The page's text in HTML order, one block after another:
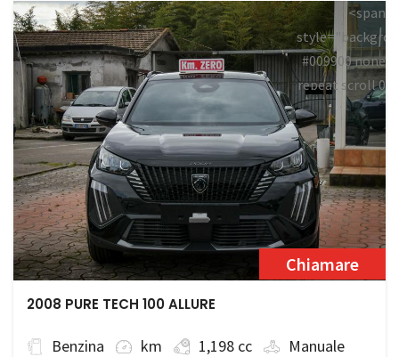
<span
#009900 none
repeat scroll 0
Chiamare
2008 PURE TECH 100 ALLURE
Benzina km 1,198 cc
Manuale